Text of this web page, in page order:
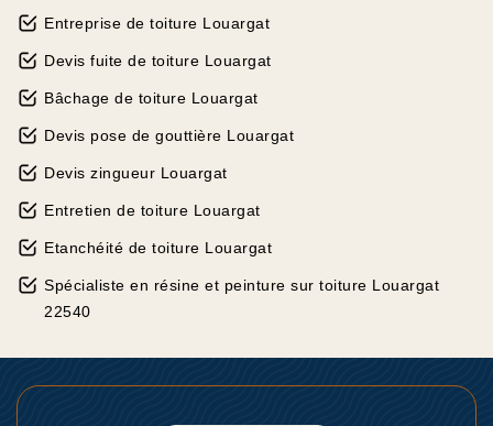
Entreprise de toiture Louargat
Devis fuite de toiture Louargat
Bâchage de toiture Louargat
Devis pose de gouttière Louargat
Devis zingueur Louargat
Entretien de toiture Louargat
Etanchéité de toiture Louargat
Spécialiste en résine et peinture sur toiture Louargat
22540